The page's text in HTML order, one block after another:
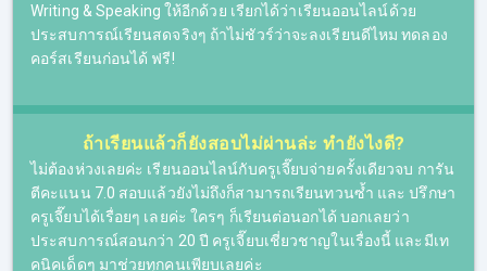
เรียนต่อต่างประเทศใน ม.ดังติดอันดับโลก หรือเรียนต่อใน
ประเทศ ม.ดัง คณะต่างๆ หรือแม้กระทั่งใช้เป็นองค์ประกอบใน
การขอวีซ่าทำงานต่างประเทศ ฯลฯ
คอร์สเรียน IELTS ออนไลน์ของเรา
Writing & Speaking ให้อีกด้วย เรียกได้ว่าเรียนออนไลน์ด้วย
ประสบการณ์เรียนสดจริงๆ ถ้าไม่ชัวร์ว่าจะลงเรียนดีไหม ทดลอง
คอร์สเรียนก่อนได้ ฟรี!
ถ้าเรียนแล้วก็ยังสอบไม่ผ่านล่ะ ทำยังไงดี?
ไม่ต้องห่วงเลยค่ะ เรียนออนไลน์กับครูเจี๊ยบจ่ายครั้งเดียวจบ การัน
ตีคะแนน 7.0 สอบแล้วยังไม่ถึงก็สามารถเรียนทวนซ้ำ และ ปรึกษา
ครูเจี๊ยบได้เรื่อยๆ เลยค่ะ ใครๆ ก็เรียนต่อนอกได้ บอกเลยว่า
ประสบการณ์สอนกว่า 20 ปี ครูเจี๊ยบเชี่ยวชาญในเรื่องนี้ และมีเท
คนิคเด็ดๆ มาช่วยทุกคนเพียบเลยค่ะ